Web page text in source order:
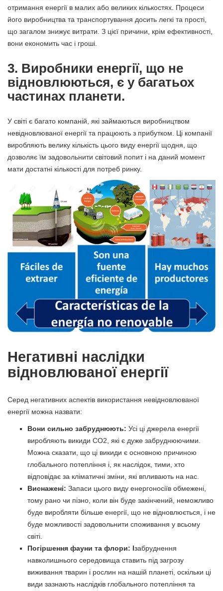
отримання енергії в малих або великих кількостях. Процеси
його виробництва та транспортування досить легкі та прості,
що загалом знижує витрати. З цієї причини, крім ефективності,
вони економить час і гроші.
3. Виробники енергії, що не
відновлюються, є у багатьох
частинах планети.
У світі є багато компаній, які займаються виробництвом
невідновлюваної енергії та працюють з прибутком. Ці компанії
виробляють велику кількість цього виду енергії щодня, що
дозволяє їм задовольнити світовий попит і на даний момент
мати достатні кількості для потреб ринку.
Негативні наслідки
відновлюваної енергії
Серед негативних аспектів використання невідновлюваної
енергії можна назвати:
Вони сильно забруднюють: Усі ці джерела енергії
виробляють викиди СО2, які є дуже забруднюючими.
Можна сказати, що ці викиди є основною причиною
глобального потепління і, як наслідок, тими, хто
відповідає за кліматичні зміни, які впливають на нас.
Виснажені: Запаси цього виду енергоносіїв обмежені,
тому рано чи пізно, коли він буде закінчений, неможливо
буде виробляти більше енергії, що не відновлюється, і не
буде можливості задовольнити споживання у всьому
світі.
Погіршення фауни та флори: lзабруднення
навколишнього середовища ставить під загрозу
виживання тварин і рослин на нашій планеті, оскільки ці
види зазнають наслідків глобального потепління та